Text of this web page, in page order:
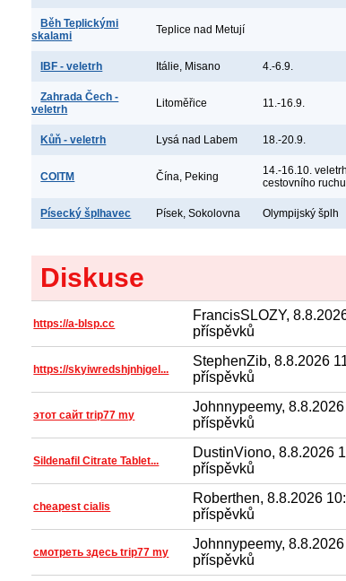
Běh Teplickými
skalami
Teplice nad Metují
IBF - veletrh Itálie, Misano 4.-6.9.
Zahrada Čech -
veletrh
Litoměřice 11.-16.9.
Kůň - veletrh Lysá nad Labem 18.-20.9.
COITM Čína, Peking
14.-16.10. veletrh
cestovního ruchu
Písecký šplhavec Písek, Sokolovna Olympijský šplh
Diskuse
https://a-blsp.cc
FrancisSLOZY,
příspěvků
https://skyiwredshjnhjgel...
StephenZib, 8.8.2026
příspěvků
этот сайт trip77 my
Johnnypeemy,
příspěvků
Sildenafil Citrate Tablet...
DustinViono, 8.8.2026
příspěvků
cheapest cialis
Roberthen, 8.8.2026
příspěvků
смотреть здесь trip77 my
Johnnypeemy,
příspěvků